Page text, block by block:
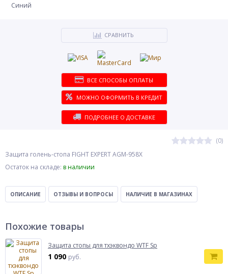
(0)
Защита голень-стопа FIGHT EXPERT AGM-958X
Остаток на складе: в наличии
Синий
СРАВНИТЬ
ВСЕ СПОСОБЫ ОПЛАТЫ
МОЖНО ОФОРМИТЬ В КРЕДИТ
ПОДРОБНЕЕ О ДОСТАВКЕ
ОПИСАНИЕ ОТЗЫВЫ И ВОПРОСЫ НАЛИЧИЕ В МАГАЗИНАХ
Похожие товары
Защита стопы для тхэквондо WTF Sp
1 090 руб.